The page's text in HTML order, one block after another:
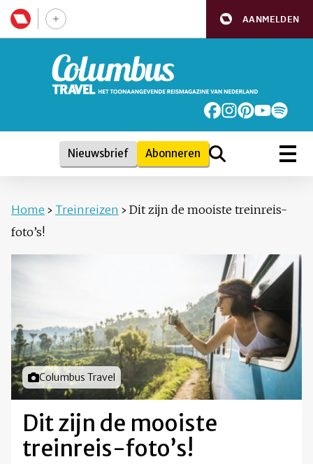
AANMELDEN
Nieuwsbrief Abonneren
Home › Treinreizen › Dit zijn de mooiste treinreis-
foto’s!
Foto door
Columbus Travel
Dit zijn de mooiste
treinreis-foto’s!